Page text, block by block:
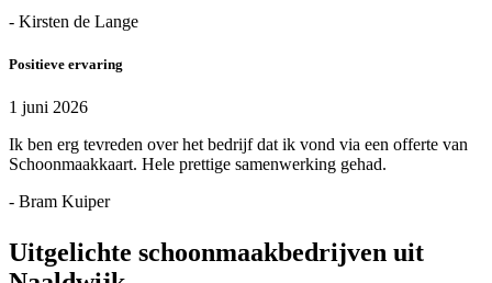
- Kirsten de Lange
Positieve ervaring
1 juni 2026
Ik ben erg tevreden over het bedrijf dat ik vond via een offerte van
Schoonmaakkaart. Hele prettige samenwerking gehad.
- Bram Kuiper
Uitgelichte schoonmaakbedrijven uit